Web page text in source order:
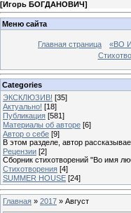
[Игорь БОГДАНОВИЧ]
Меню сайта
Главная страница «ВО
Categories
ЭКСКЛЮЗИВ! [35]
Актуально! [18]
Публикация [581]
Материалы об авторе [6]
Автор о себе [9]
В этом разделе, автор
Рецензии [2]
Сборник стихотворений "Во имя
Стихотворения [4]
SUMMER HOUSE [24]
Главная » 2017 » Август